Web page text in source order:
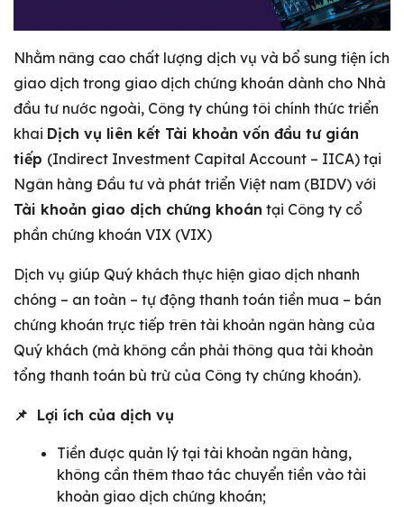
Nhằm nâng cao chất lượng dịch vụ và bổ sung tiện ích
giao dịch trong giao dịch chứng khoán dành cho Nhà
đầu tư nước ngoài, Công ty chúng tôi chính thức triển
khai Dịch vụ liên kết Tài khoản vốn đầu tư gián
tiếp (Indirect Investment Capital Account – IICA) tại
Ngân hàng Đầu tư và phát triển Việt nam (BIDV) với
Tài khoản giao dịch chứng khoán tại Công ty cổ
phần chứng khoán VIX (VIX)
Dịch vụ giúp Quý khách thực hiện giao dịch nhanh
chóng – an toàn – tự động thanh toán tiền mua – bán
chứng khoán trực tiếp trên tài khoản ngân hàng của
Quý khách (mà không cần phải thông qua tài khoản
tổng thanh toán bù trừ của Công ty chứng khoán).
📌 Lợi ích của dịch vụ
Tiền được quản lý tại tài khoản ngân hàng,
không cần thêm thao tác chuyển tiền vào tài
khoản giao dịch chứng khoán;